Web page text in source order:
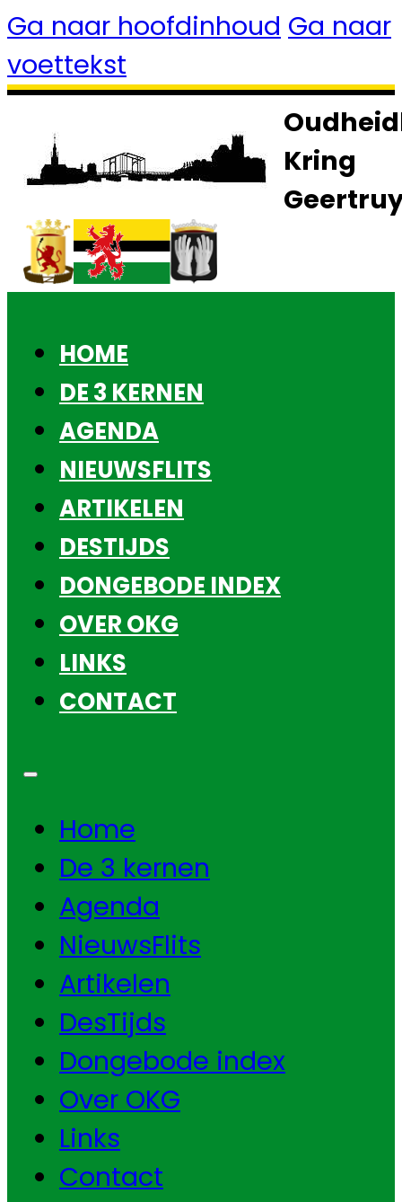
Ga naar hoofdinhoud Ga naar
voettekst
Kring
HOME
DE 3 KERNEN
AGENDA
NIEUWSFLITS
ARTIKELEN
DESTIJDS
DONGEBODE INDEX
OVER OKG
LINKS
CONTACT
Home
De 3 kernen
Agenda
NieuwsFlits
Artikelen
DesTijds
Dongebode index
Over OKG
Links
Contact